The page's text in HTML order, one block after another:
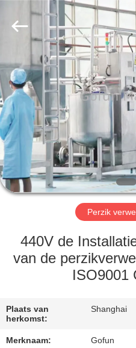
HUIS
PRODUCTEN
VIDEOS
VR-
SHOW
ONGEVEER
ONS
Ltd..
Perzik
440V de
van de
ISO9001
Plaats van
herkomst:
Shanghai
Merknaam: Gofun